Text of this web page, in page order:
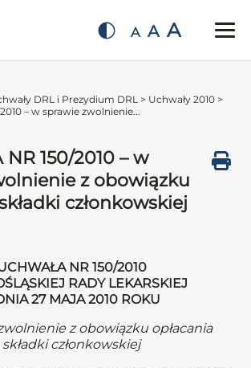
A A A
DRL i Prezydium DRL > Uchwały 2010 >
– w sprawie zwolnienie...
NR 150/2010 – w
z obowiązku
członkowskiej
NR 150/2010
RADY LEKARSKIEJ
27 MAJA 2010 ROKU
z obowiązku opłacania
składki członkowskiej